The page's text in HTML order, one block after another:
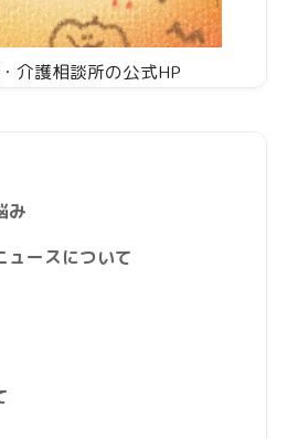
介護相談所の公式HP
み
ュースについて